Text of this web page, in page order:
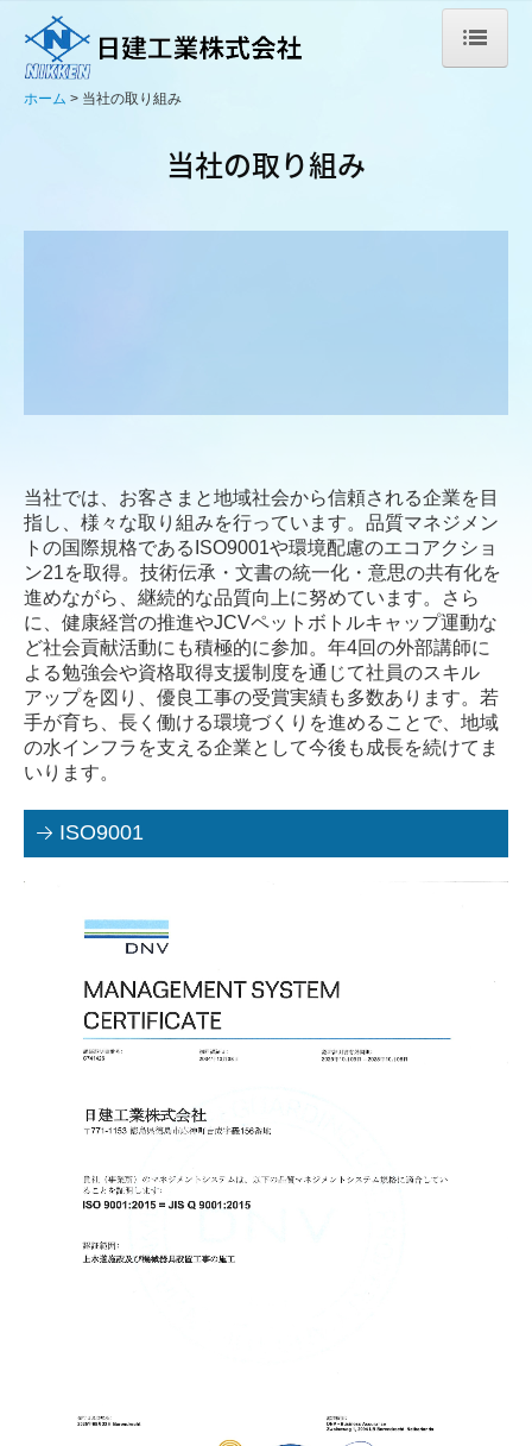
経営指針
代表的な施工事例
当社の取り組み
社会貢献
社内勉強会
社内行事
健康レクリエーション
採用情報
過去の決算
過去の社会貢献
過去の社内行事
ホーム 当社の取り組み
当社の取り組み
当社では、お客さまと地域社会から信頼される企業を目
指し、様々な取り組みを行っています。品質マネジメン
トの国際規格であるISO9001や環境配慮のエコアクショ
ン21を取得。技術伝承・文書の統一化・意思の共有化を
進めながら、継続的な品質向上に努めています。さら
に、健康経営の推進やJCVペットボトルキャップ運動な
ど社会貢献活動にも積極的に参加。年4回の外部講師に
よる勉強会や資格取得支援制度を通じて社員のスキル
アップを図り、優良工事の受賞実績も多数あります。若
手が育ち、長く働ける環境づくりを進めることで、地域
の水インフラを支える企業として今後も成長を続けてま
いります。
ISO9001